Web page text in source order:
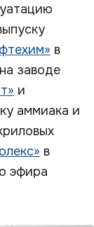
в
заводе
и
аммиака и
в
эфира